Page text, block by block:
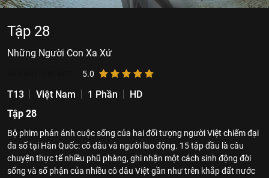
Tập 28
Những Người Con Xa Xứ
5.0
T13 Việt Nam 1 Phần
HD
Tập 28
Bộ phim phản ánh cuộc sống của hai đối tượng người Việt chiếm đại
đa số tại Hàn Quốc: cô dâu và người lao động. 15 tập đầu là câu
chuyện thực tế nhiều phũ phàng, ghi nhận một cách sinh động đời
sống và số phận của nhiều cô dâu Việt gần như trên khắp đất nước